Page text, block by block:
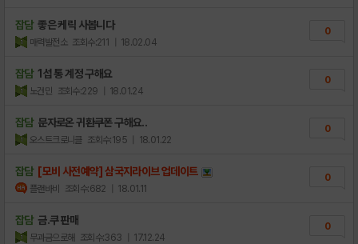
잡담 좋은 케릭 사봅니다
매력발전소 조회수:211 | 18.02.04
0
잡담 1섭 통 계정 구해요
노건민 조회수:229 | 18.01.24
0
잡담 문자로온 귀환쿠폰 구해요..
오스트크로니클 조회수:195 | 18.01.22
0
잡담 [모비 사전예약] 삼국지라이브 업데이트
플랜바비 조회수:682 | 18.01.11
0
잡담 금.쿠 판매
무과금으로해 조회수:363 | 17.12.24
0